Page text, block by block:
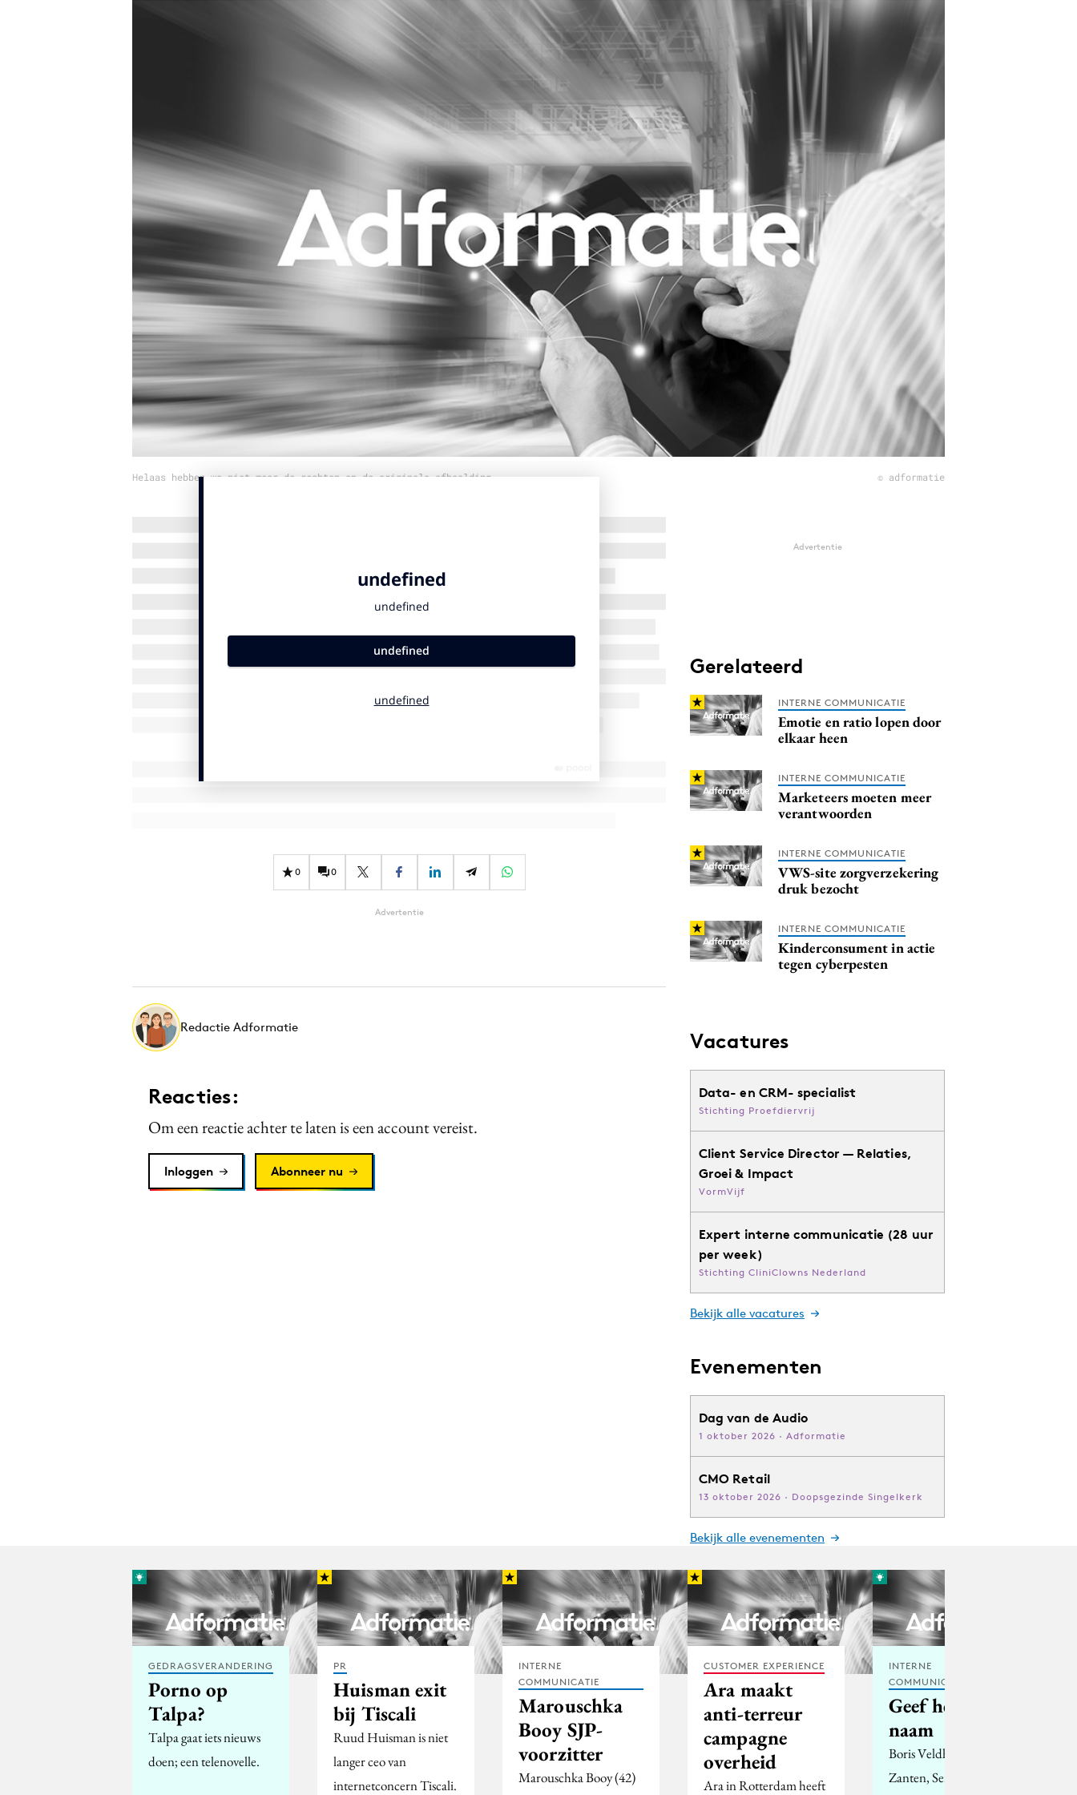
Influencer marketing
Interne communicatie
Purpose Marketing
Reputatie & crisis
Helaas hebben we niet meer de rechten op de originele afbeelding © adformatie
0 0
Advertentie
Redactie Adformatie
Reacties:
Om een reactie achter te laten is een account vereist.
Inloggen Abonneer nu
Advertentie
Gerelateerd
INTERNE COMMUNICATIE
Emotie en ratio lopen door
elkaar heen
INTERNE COMMUNICATIE
Marketeers moeten meer
verantwoorden
INTERNE COMMUNICATIE
VWS-site zorgverzekering
druk bezocht
INTERNE COMMUNICATIE
Kinderconsument in actie
tegen cyberpesten
Vacatures
Data- en CRM- specialist
Stichting Proefdiervrij
Client Service Director — Relaties,
Groei & Impact
VormVijf
Expert interne communicatie (28 uur
per week)
Stichting CliniClowns Nederland
Bekijk alle vacatures
Evenementen
Dag van de Audio
1 oktober 2026 · Adformatie
CMO Retail
13 oktober 2026 · Doopsgezinde Singelkerk
Bekijk alle evenementen
GEDRAGSVERANDERING
Porno op
Talpa?
Talpa gaat iets nieuws
doen; een telenovelle.
PR
Huisman exit
bij Tiscali
Ruud Huisman is niet
langer ceo van
internetconcern Tiscali.
INTERNE
COMMUNICATIE
Marouschka
Booy SJP-
voorzitter
Marouschka Booy (42)
CUSTOMER EXPERIENCE
Ara maakt
anti-terreur
campagne
overheid
Ara in Rotterdam heeft
INTERNE
COMMUNICATIE
Geef het een
naam
Boris Veldhuijzen van
Zanten, Serial